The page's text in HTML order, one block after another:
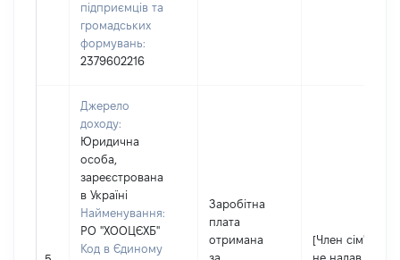
підприємців та
громадських
формувань:
2379602216
Джерело
доходу:
Юридична
особа,
зареєстрована
в Україні
Найменування:
РО "ХООЦЄХБ"
Код в Єдиному
Заробітна
плата
отримана
за
[Член сім'ї
не надав